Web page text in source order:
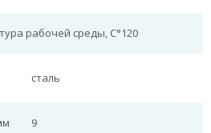
рабочей среды, С°120
сталь
9